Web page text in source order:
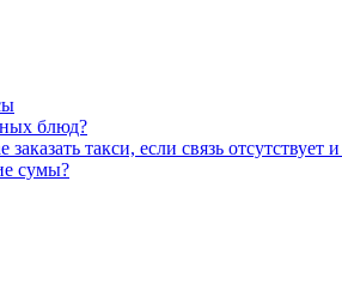
блюд?
такси, если связь отсутствует
сумы?